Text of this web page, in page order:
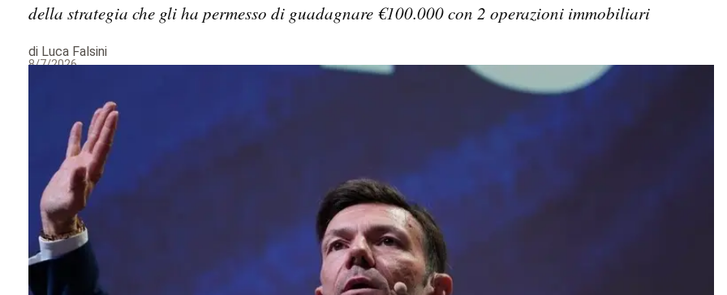
della strategia che gli ha permesso di guadagnare €100.000 con 2 operazioni immobiliari
di Luca Falsini
8/7/2026